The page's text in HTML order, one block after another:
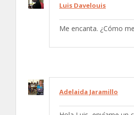
Luis Davelouis
Me encanta. ¿Cómo
Adelaida Jaramillo